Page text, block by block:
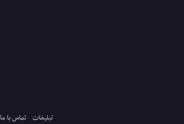
تبلیغات تماس با ما